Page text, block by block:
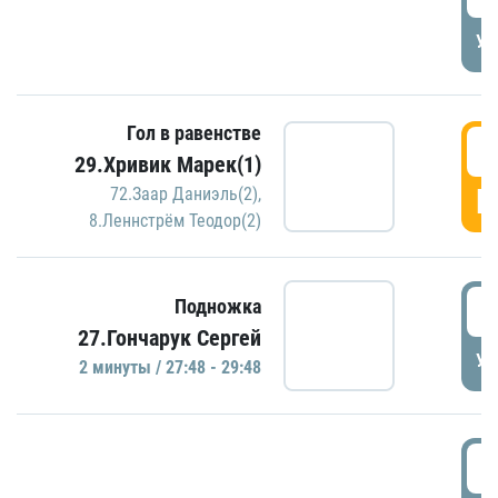
Гол в равенстве
29.Хривик Марек(1)
72.Заар Даниэль(2),
8.Леннстрём Теодор(2)
Подножка
27.Гончарук Сергей
2 минуты / 27:48 - 29:48